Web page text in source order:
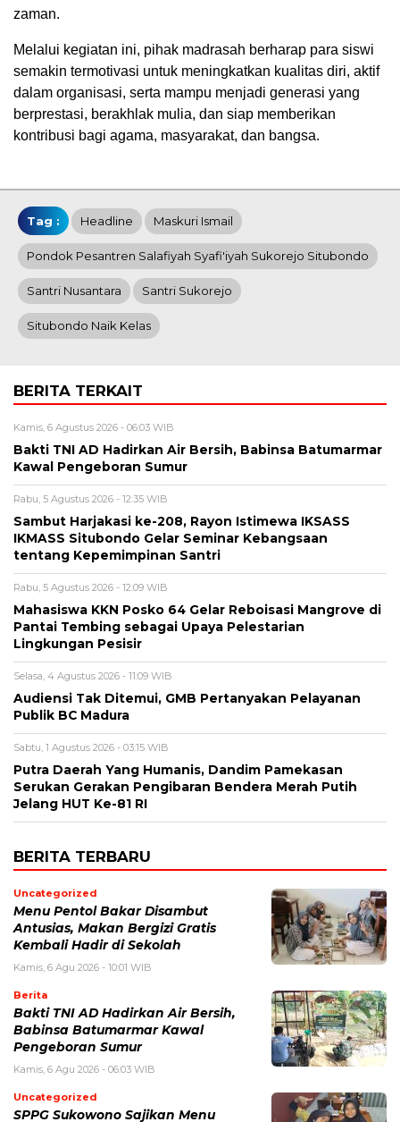
zaman.
Melalui kegiatan ini, pihak madrasah berharap para siswi
semakin termotivasi untuk meningkatkan kualitas diri, aktif
dalam organisasi, serta mampu menjadi generasi yang
berprestasi, berakhlak mulia, dan siap memberikan
kontribusi bagi agama, masyarakat, dan bangsa.
Tag : Headline Maskuri Ismail
Pondok Pesantren Salafiyah Syafi'iyah Sukorejo Situbondo
Santri Nusantara Santri Sukorejo
Situbondo Naik Kelas
BERITA TERKAIT
Kamis, 6 Agustus 2026 - 06:03 WIB
Bakti TNI AD Hadirkan Air Bersih, Babinsa Batumarmar
Kawal Pengeboran Sumur
Rabu, 5 Agustus 2026 - 12:35 WIB
Sambut Harjakasi ke-208, Rayon Istimewa IKSASS
IKMASS Situbondo Gelar Seminar Kebangsaan
tentang Kepemimpinan Santri
Rabu, 5 Agustus 2026 - 12:09 WIB
Mahasiswa KKN Posko 64 Gelar Reboisasi Mangrove di
Pantai Tembing sebagai Upaya Pelestarian
Lingkungan Pesisir
Selasa, 4 Agustus 2026 - 11:09 WIB
Audiensi Tak Ditemui, GMB Pertanyakan Pelayanan
Publik BC Madura
Sabtu, 1 Agustus 2026 - 03:15 WIB
Putra Daerah Yang Humanis, Dandim Pamekasan
Serukan Gerakan Pengibaran Bendera Merah Putih
Jelang HUT Ke-81 RI
BERITA TERBARU
Uncategorized
Menu Pentol Bakar Disambut
Antusias, Makan Bergizi Gratis
Kembali Hadir di Sekolah
Kamis, 6 Agu 2026 - 10:01 WIB
Berita
Bakti TNI AD Hadirkan Air Bersih,
Babinsa Batumarmar Kawal
Pengeboran Sumur
Kamis, 6 Agu 2026 - 06:03 WIB
Uncategorized
SPPG Sukowono Sajikan Menu